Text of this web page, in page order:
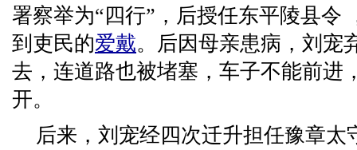
署察举为“四行”，后授任东平陵县令
到吏民的爱戴。后因母亲患病，刘宠
去，连道路也被堵塞，车子不能前进
开。
后来，刘宠经四次迁升担任豫章